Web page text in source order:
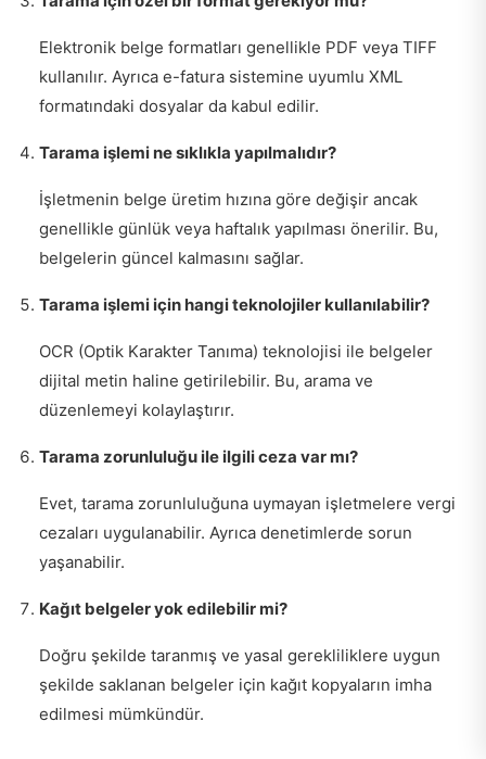
Elektronik belge formatları genellikle PDF veya TIFF
kullanılır. Ayrıca e-fatura sistemine uyumlu XML
formatındaki dosyalar da kabul edilir.
Tarama işlemi ne sıklıkla yapılmalıdır?
İşletmenin belge üretim hızına göre değişir ancak
genellikle günlük veya haftalık yapılması önerilir. Bu,
belgelerin güncel kalmasını sağlar.
Tarama işlemi için hangi teknolojiler kullanılabilir?
OCR (Optik Karakter Tanıma) teknolojisi ile belgeler
dijital metin haline getirilebilir. Bu, arama ve
düzenlemeyi kolaylaştırır.
Tarama zorunluluğu ile ilgili ceza var mı?
Evet, tarama zorunluluğuna uymayan işletmelere vergi
cezaları uygulanabilir. Ayrıca denetimlerde sorun
yaşanabilir.
Kağıt belgeler yok edilebilir mi?
Doğru şekilde taranmış ve yasal gerekliliklere uygun
şekilde saklanan belgeler için kağıt kopyaların imha
edilmesi mümkündür.